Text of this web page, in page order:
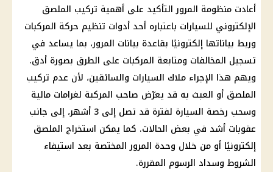
أعادت منظومة المرور التأكيد على أهمية تركيب الملصق
الإلكتروني للسيارات باعتباره أحد أدوات تنظيم حركة المركبات
وربط بياناتها إلكترونيًا بقاعدة بيانات المرور، بما يساعد في
تسجيل المخالفات ومتابعة المركبات على الطرق بصورة أدق.
ويهم هذا الإجراء ملاك السيارات والسائقين، لأن عدم تركيب
الملصق أو العبث به قد يعرّض صاحب المركبة لغرامات مالية
وسحب رخصة السيارة لفترة قد تصل إلى 3 أشهر، إلى جانب
عقوبات أشد في بعض الحالات. كما يمكن استخراج الملصق
إلكترونيًا أو من خلال وحدة المرور المختصة بعد استيفاء
الشروط وسداد الرسوم المقررة.